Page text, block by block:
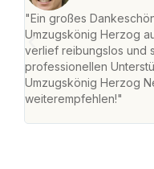
"Ein großes
Umzugskönig Herzog
verlief reibungslos und
professionellen
Umzugskönig Herzog
weiterempfehlen!"